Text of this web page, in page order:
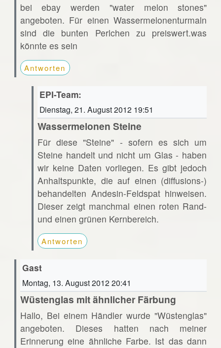
bei ebay werden "water melon stones"
angeboten. Für einen Wassermelonenturmaln
sind die bunten Perlchen zu preiswert.was
könnte es sein
Antworten
EPI-Team:
Dienstag, 21. August 2012 19:51
Wassermelonen Steine
Für diese "Steine" - sofern es sich um
Steine handelt und nicht um Glas - haben
wir keine Daten vorliegen. Es gibt jedoch
Anhaltspunkte, die auf einen (diffusions-)
behandelten Andesin-Feldspat hinweisen.
Dieser zeigt manchmal einen roten Rand-
und einen grünen Kernbereich.
Antworten
Gast
Montag, 13. August 2012 20:41
Wüstenglas mit ähnlicher Färbung
Hallo, Bei einem Händler wurde "Wüstenglas"
angeboten. Dieses hatten nach meiner
Erinnerung eine ähnliche Farbe. Ist das dann